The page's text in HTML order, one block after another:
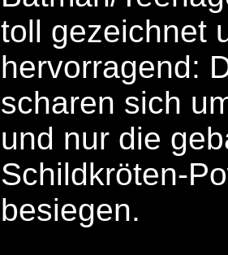
toll gezeichnet
hervorragend:
scharen sich
und nur die
Schildkröten-
besiegen.